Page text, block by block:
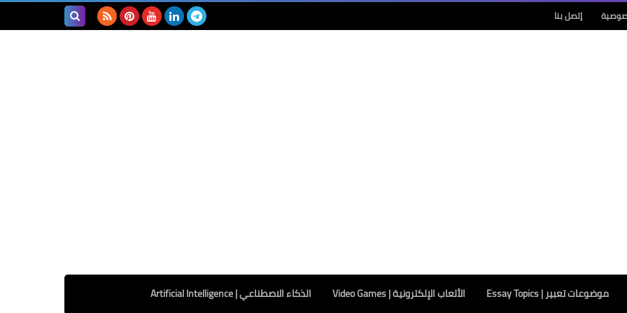
إتصل بنا
موضوعات تعبير | Essay Topics الألعاب الإلكترونية | Video Games الذكاء الاصطناعي | Artificial Intelligence